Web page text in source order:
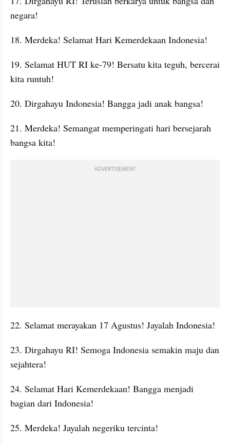
negara!
18. Merdeka! Selamat Hari Kemerdekaan Indonesia!
19. Selamat HUT RI ke-79! Bersatu kita teguh, bercerai
kita runtuh!
20. Dirgahayu Indonesia! Bangga jadi anak bangsa!
21. Merdeka! Semangat memperingati hari bersejarah
bangsa kita!
ADVERTISEMENT
22. Selamat merayakan 17 Agustus! Jayalah Indonesia!
23. Dirgahayu RI! Semoga Indonesia semakin maju dan
sejahtera!
24. Selamat Hari Kemerdekaan! Bangga menjadi
bagian dari Indonesia!
25. Merdeka! Jayalah negeriku tercinta!